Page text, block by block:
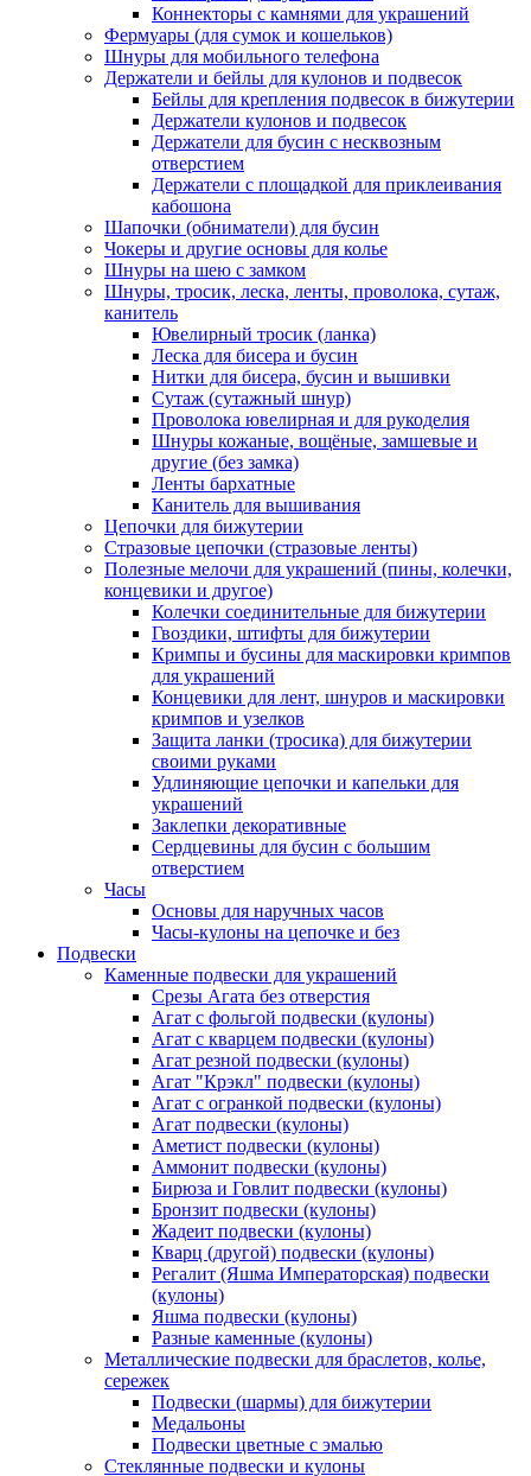
Коннекторы с камнями для украшений
Фермуары (для сумок и кошельков)
Шнуры для мобильного телефона
Держатели и бейлы для кулонов и подвесок
Бейлы для крепления подвесок в бижутерии
Держатели кулонов и подвесок
Держатели для бусин с несквозным
отверстием
Держатели с площадкой для приклеивания
кабошона
Шапочки (обниматели) для бусин
Чокеры и другие основы для колье
Шнуры на шею с замком
Шнуры, тросик, леска, ленты, проволока, сутаж,
канитель
Ювелирный тросик (ланка)
Леска для бисера и бусин
Нитки для бисера, бусин и вышивки
Сутаж (сутажный шнур)
Проволока ювелирная и для рукоделия
Шнуры кожаные, вощёные, замшевые и
другие (без замка)
Ленты бархатные
Канитель для вышивания
Цепочки для бижутерии
Стразовые цепочки (стразовые ленты)
Полезные мелочи для украшений (пины, колечки,
концевики и другое)
Колечки соединительные для бижутерии
Гвоздики, штифты для бижутерии
Кримпы и бусины для маскировки кримпов
для украшений
Концевики для лент, шнуров и маскировки
кримпов и узелков
Защита ланки (тросика) для бижутерии
своими руками
Удлиняющие цепочки и капельки для
украшений
Заклепки декоративные
Сердцевины для бусин с большим
отверстием
Часы
Основы для наручных часов
Часы-кулоны на цепочке и без
Подвески
Каменные подвески для украшений
Срезы Агата без отверстия
Агат с фольгой подвески (кулоны)
Агат с кварцем подвески (кулоны)
Агат резной подвески (кулоны)
Агат "Крэкл" подвески (кулоны)
Агат с огранкой подвески (кулоны)
Агат подвески (кулоны)
Аметист подвески (кулоны)
Аммонит подвески (кулоны)
Бирюза и Говлит подвески (кулоны)
Бронзит подвески (кулоны)
Жадеит подвески (кулоны)
Кварц (другой) подвески (кулоны)
Регалит (Яшма Императорская) подвески
(кулоны)
Яшма подвески (кулоны)
Разные каменные (кулоны)
Металлические подвески для браслетов, колье,
сережек
Подвески (шармы) для бижутерии
Медальоны
Подвески цветные с эмалью
Стеклянные подвески и кулоны